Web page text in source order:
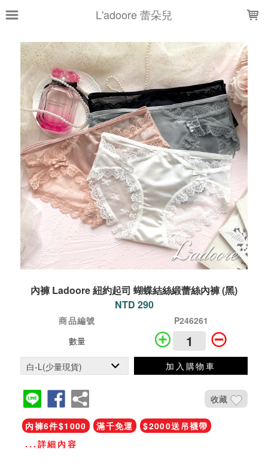
L'adoore 蕾朵兒
內褲 Ladoore 紐約起司 蝴蝶結絲緞蕾絲內褲 (黑)
NTD 290
商品編號
P246261
數量
加入購物車
收藏
內褲6件$1000 滿千免運
$2000送吊襪帶
...詳細內容